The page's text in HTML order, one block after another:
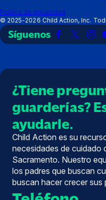
Política de privacidad
© 2025-2026 Child Action, Inc.
SíguenosEnlace
a
Enlace
a
(Twitter)
a
a
¿Tiene
guarderías?
ayudarle.
Child Action es su
necesidades de cuidado
Sacramento. Nuestro
los padres que buscan
buscan hacer crecer sus